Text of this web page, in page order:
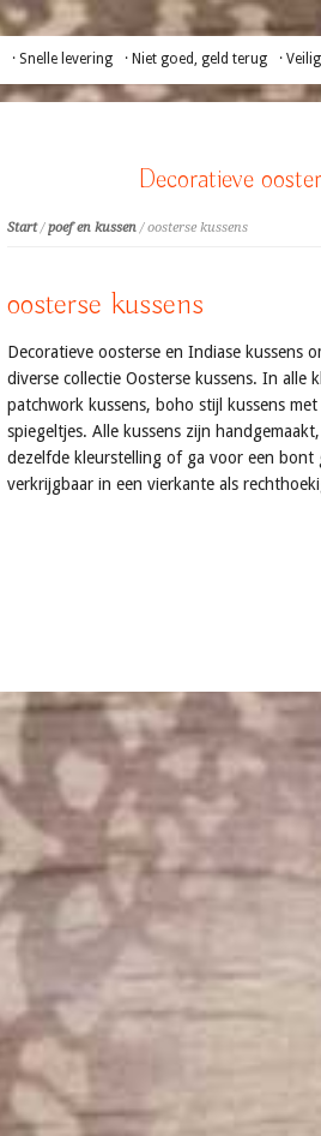
· Snelle levering · Niet goed, geld terug ·
Decoratieve
Start/poef en kussen/ oosterse kussens
oosterse kussens
Decoratieve oosterse en Indiase kussens
diverse collectie Oosterse kussens. In
patchwork kussens, boho stijl kussens
spiegeltjes. Alle kussens zijn
dezelfde kleurstelling of ga voor een bont
verkrijgbaar in een vierkante als